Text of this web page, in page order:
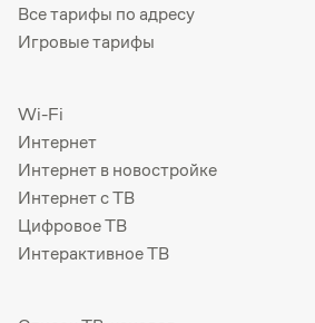
Все тарифы по адресу
Игровые тарифы
Wi-Fi
Интернет
Интернет в новостройке
Интернет с ТВ
Цифровое ТВ
Интерактивное ТВ